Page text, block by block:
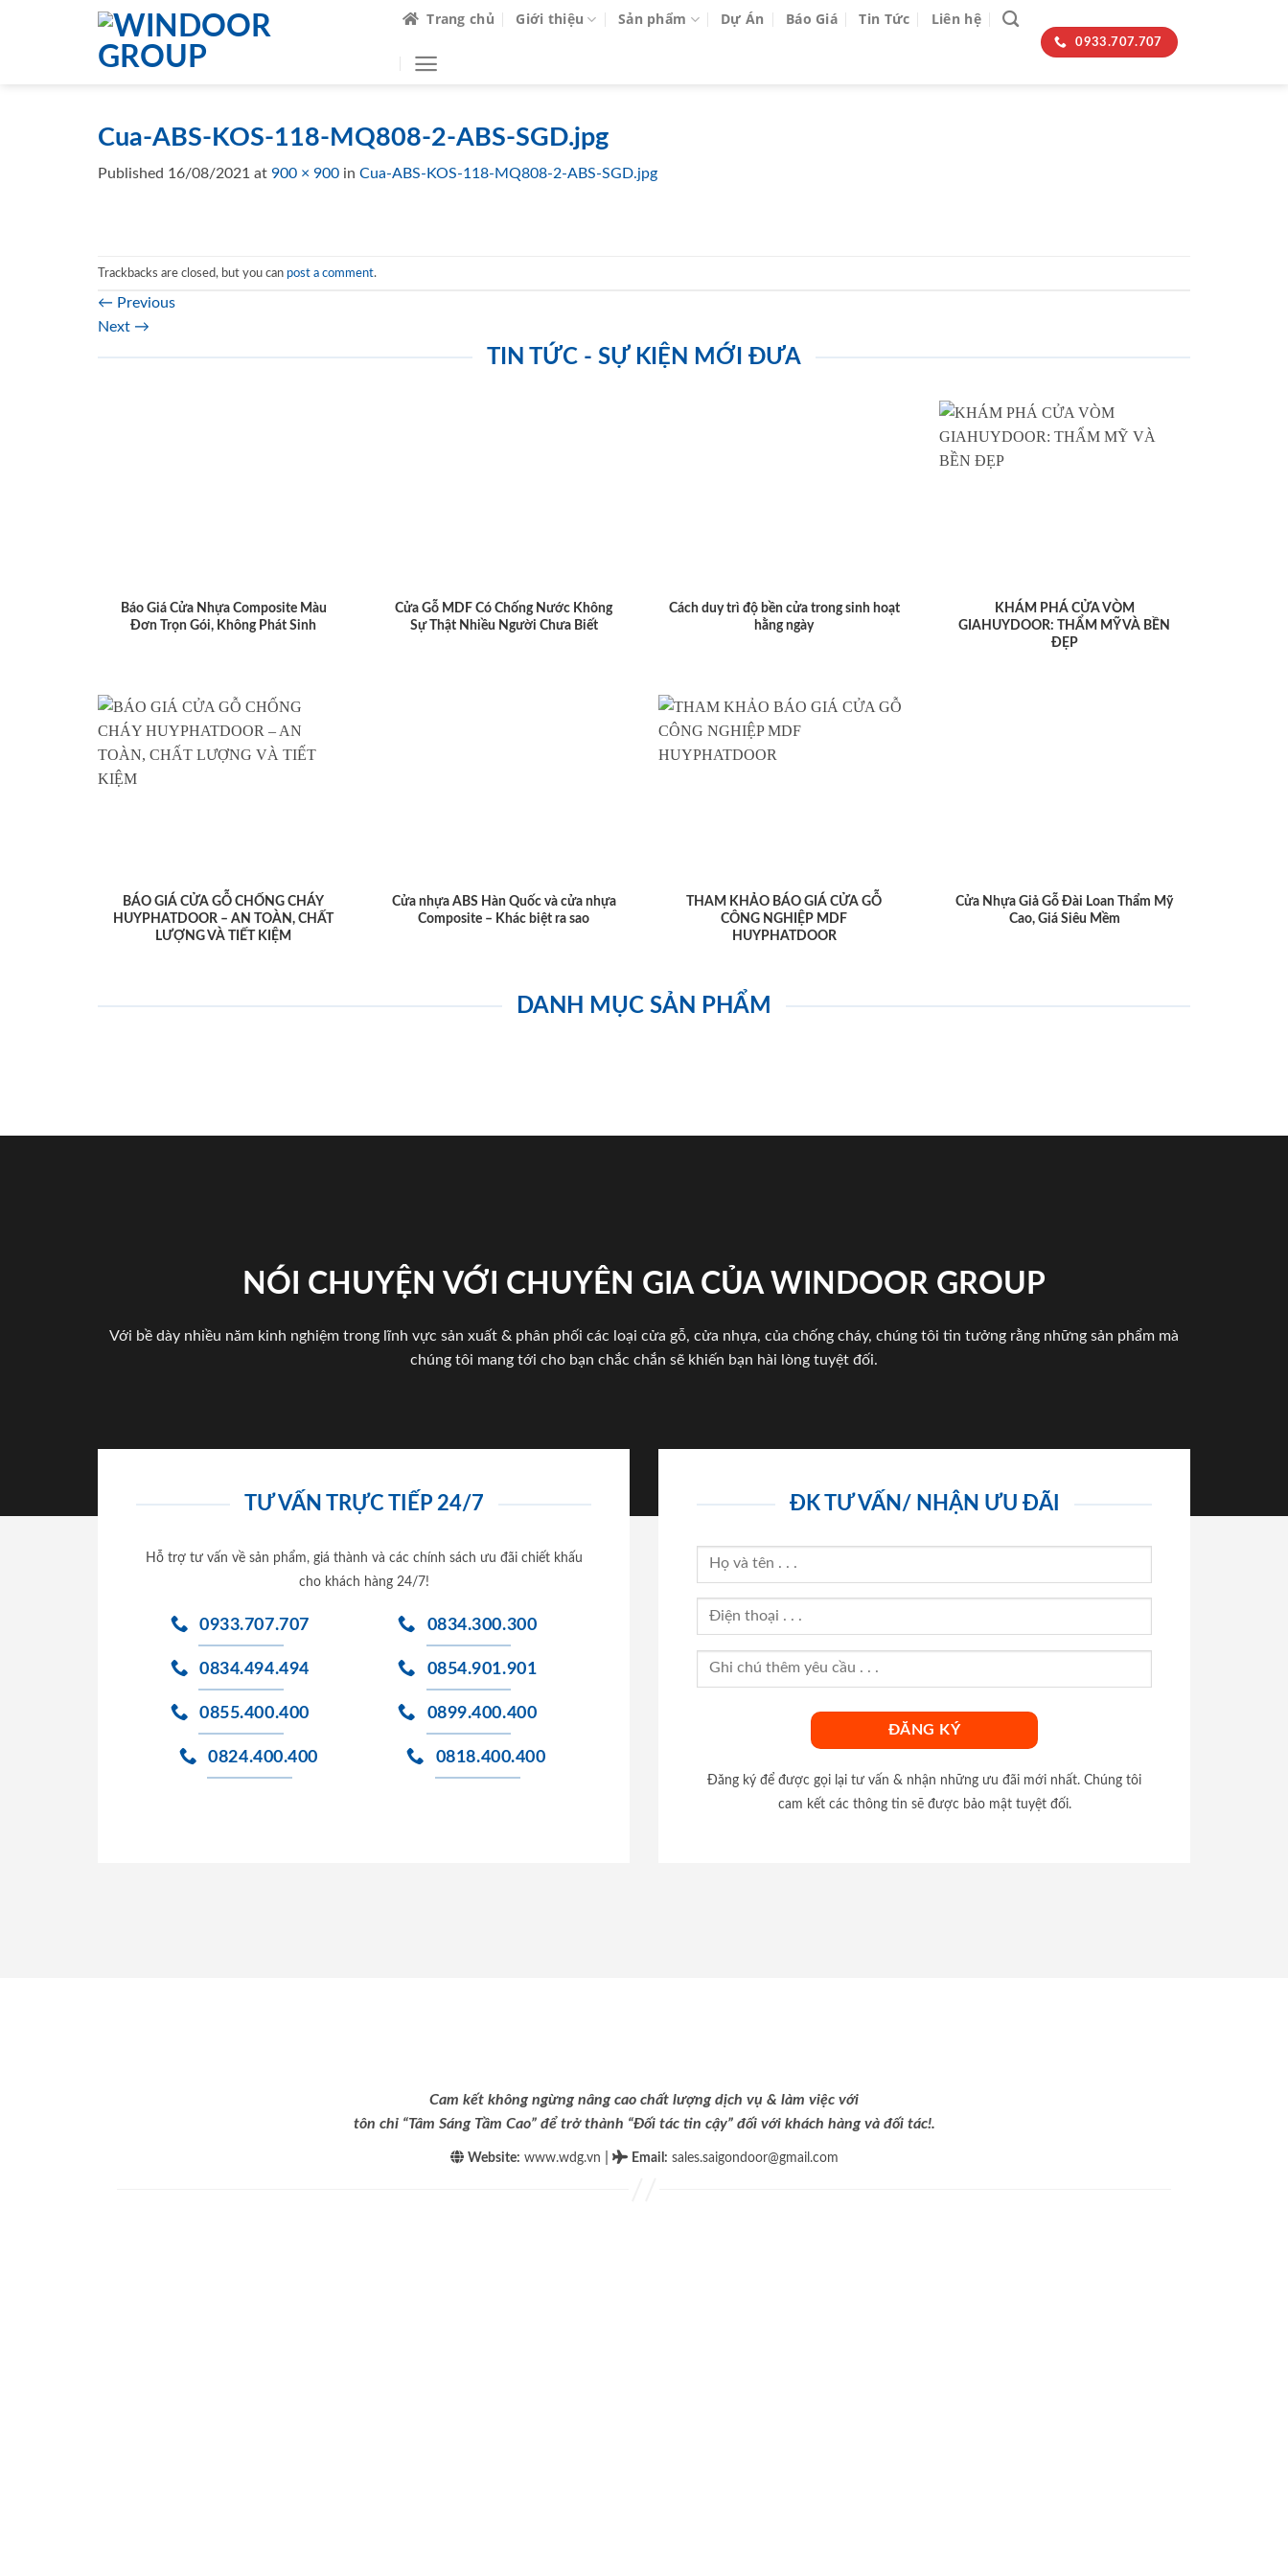
Trang chủ Giới thiệu Sản phẩm Dự Án Báo Giá Tin Tức Liên hệ
0933.707.707
Cua-ABS-KOS-118-MQ808-2-ABS-SGD.jpg
Published 16/08/2021 at 900 × 900 in Cua-ABS-KOS-118-MQ808-2-ABS-SGD.jpg
Trackbacks are closed, but you can post a comment.
← Previous
Next →
TIN TỨC - SỰ KIỆN MỚI ĐƯA
Báo Giá Cửa Nhựa Composite Màu
Đơn Trọn Gói, Không Phát Sinh
Cửa Gỗ MDF Có Chống Nước Không
Sự Thật Nhiều Người Chưa Biết
Cách duy trì độ bền cửa trong sinh hoạt
hằng ngày
KHÁM PHÁ CỬA VÒM
GIAHUYDOOR: THẨM MỸ VÀ BỀN
ĐẸP
BÁO GIÁ CỬA GỖ CHỐNG CHÁY
HUYPHATDOOR – AN TOÀN, CHẤT
LƯỢNG VÀ TIẾT KIỆM
Cửa nhựa ABS Hàn Quốc và cửa nhựa
Composite – Khác biệt ra sao
THAM KHẢO BÁO GIÁ CỬA GỖ
CÔNG NGHIỆP MDF
HUYPHATDOOR
Cửa Nhựa Giả Gỗ Đài Loan Thẩm Mỹ
Cao, Giá Siêu Mềm
DANH MỤC SẢN PHẨM
NÓI CHUYỆN VỚI CHUYÊN GIA CỦA WINDOOR GROUP
Với bề dày nhiều năm kinh nghiệm trong lĩnh vực sản xuất & phân phối các loại cửa gỗ, cửa nhựa, của chống cháy, chúng tôi tin tưởng rằng những sản phẩm mà
chúng tôi mang tới cho bạn chắc chắn sẽ khiến bạn hài lòng tuyệt đối.
TƯ VẤN TRỰC TIẾP 24/7
Hỗ trợ tư vấn về sản phẩm, giá thành và các chính sách ưu đãi chiết khấu
cho khách hàng 24/7!
0933.707.707
0834.494.494
0855.400.400
0824.400.400
0834.300.300
0854.901.901
0899.400.400
0818.400.400
ĐK TƯ VẤN/ NHẬN ƯU ĐÃI
Đăng ký để được gọi lại tư vấn & nhận những ưu đãi mới nhất. Chúng tôi
cam kết các thông tin sẽ được bảo mật tuyệt đối.
Cam kết không ngừng nâng cao chất lượng dịch vụ & làm việc với
tôn chỉ “Tâm Sáng Tầm Cao” để trở thành “Đối tác tin cậy” đối với khách hàng và đối tác!.
Website: www.wdg.vn Email : sales.saigondoor@gmail.com